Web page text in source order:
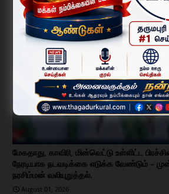
ஒகேனக்கல்
மேகதாது, காவிரி, மின்வெட்டு உள்ளிட்ட
நேரடியாக நடவடிக்கை எடுக்க வேண்டும் –
நரசிம்மன் வலியுறுத்தல்.
August 01, 2026